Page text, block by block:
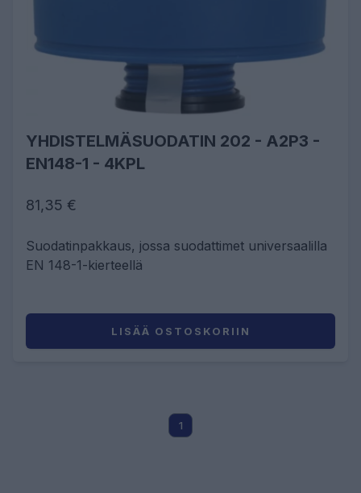
YHDISTELMÄSUODATIN 202 - A2P3 -
EN148-1 - 4KPL
81,35 €
Suodatinpakkaus, jossa suodattimet universaalilla
EN 148-1-kierteellä
LISÄÄ OSTOSKORIIN
1